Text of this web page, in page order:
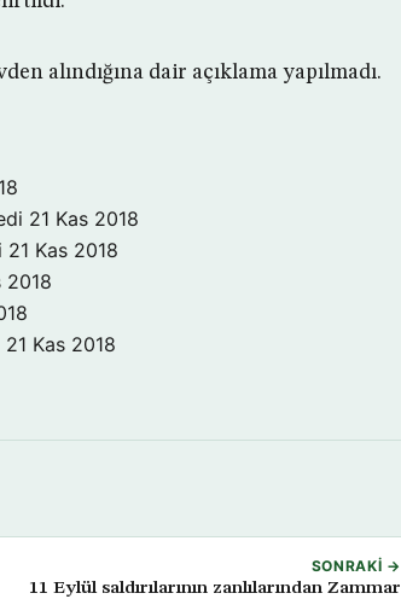
alındığına dair açıklama yapılmadı.
21 Kas 2018
21 Kas 2018
2018
21 Kas 2018
SONRAKI →
11 Eylül saldırılarının zanlılarından Zammar